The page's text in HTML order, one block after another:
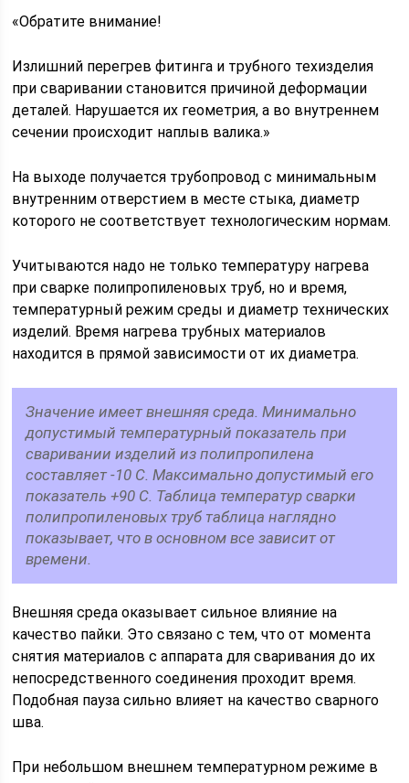
«Обратите внимание!
Излишний перегрев фитинга и трубного техизделия
при сваривании становится причиной деформации
деталей. Нарушается их геометрия, а во внутреннем
сечении происходит наплыв валика.»
На выходе получается трубопровод с минимальным
внутренним отверстием в месте стыка, диаметр
которого не соответствует технологическим нормам.
Учитываются надо не только температуру нагрева
при сварке полипропиленовых труб, но и время,
температурный режим среды и диаметр технических
изделий. Время нагрева трубных материалов
находится в прямой зависимости от их диаметра.
Значение имеет внешняя среда. Минимально
допустимый температурный показатель при
сваривании изделий из полипропилена
составляет -10 С. Максимально допустимый его
показатель +90 С. Таблица температур сварки
полипропиленовых труб таблица наглядно
показывает, что в основном все зависит от
времени.
Внешняя среда оказывает сильное влияние на
качество пайки. Это связано с тем, что от момента
снятия материалов с аппарата для сваривания до их
непосредственного соединения проходит время.
Подобная пауза сильно влияет на качество сварного
шва.
При небольшом внешнем температурном режиме в